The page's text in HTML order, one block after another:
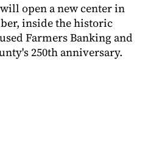
open a new center in
inside the historic
Farmers Banking and
250th anniversary.